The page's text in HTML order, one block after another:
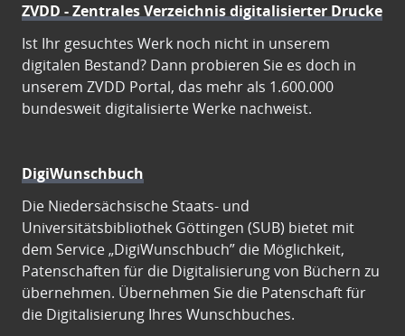
ZVDD - Zentrales Verzeichnis digitalisierter Drucke
Ist Ihr gesuchtes Werk noch nicht in unserem
digitalen Bestand? Dann probieren Sie es doch in
unserem ZVDD Portal, das mehr als 1.600.000
bundesweit digitalisierte Werke nachweist.
DigiWunschbuch
Die Niedersächsische Staats- und
Universitätsbibliothek Göttingen (SUB) bietet mit
dem Service „DigiWunschbuch” die Möglichkeit,
Patenschaften für die Digitalisierung von Büchern zu
übernehmen. Übernehmen Sie die Patenschaft für
die Digitalisierung Ihres Wunschbuches.